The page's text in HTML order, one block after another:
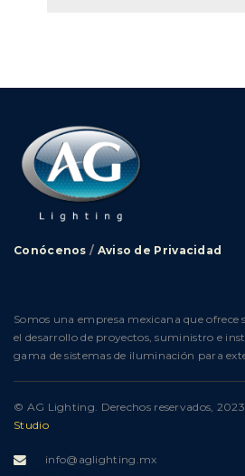
Conócenos / Aviso de Privacidad
Somos una empresa mexicana que ofrece
el desarrollo de proyectos, suministro e
gama de sistemas de iluminación para
© AG Lighting. Derechos reservados,
Studio
info@aglighting.mx